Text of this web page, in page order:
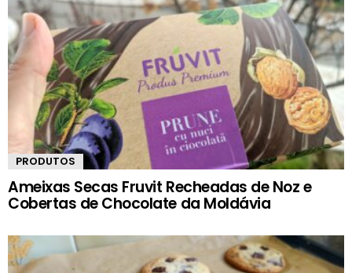
PRODUTOS
Ameixas Secas Fruvit Recheadas de Noz e
Cobertas de Chocolate da Moldávia